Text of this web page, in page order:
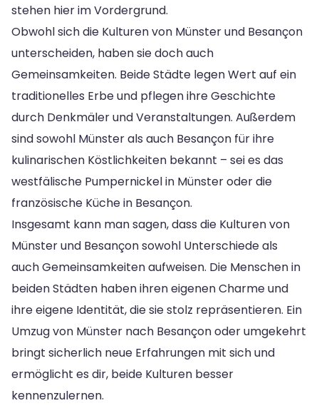
stehen hier im Vordergrund.
Obwohl sich die Kulturen von Münster und Besançon
unterscheiden, haben sie doch auch
Gemeinsamkeiten. Beide Städte legen Wert auf ein
traditionelles Erbe und pflegen ihre Geschichte
durch Denkmäler und Veranstaltungen. Außerdem
sind sowohl Münster als auch Besançon für ihre
kulinarischen Köstlichkeiten bekannt – sei es das
westfälische Pumpernickel in Münster oder die
französische Küche in Besançon.
Insgesamt kann man sagen, dass die Kulturen von
Münster und Besançon sowohl Unterschiede als
auch Gemeinsamkeiten aufweisen. Die Menschen in
beiden Städten haben ihren eigenen Charme und
ihre eigene Identität, die sie stolz repräsentieren. Ein
Umzug von Münster nach Besançon oder umgekehrt
bringt sicherlich neue Erfahrungen mit sich und
ermöglicht es dir, beide Kulturen besser
kennenzulernen.